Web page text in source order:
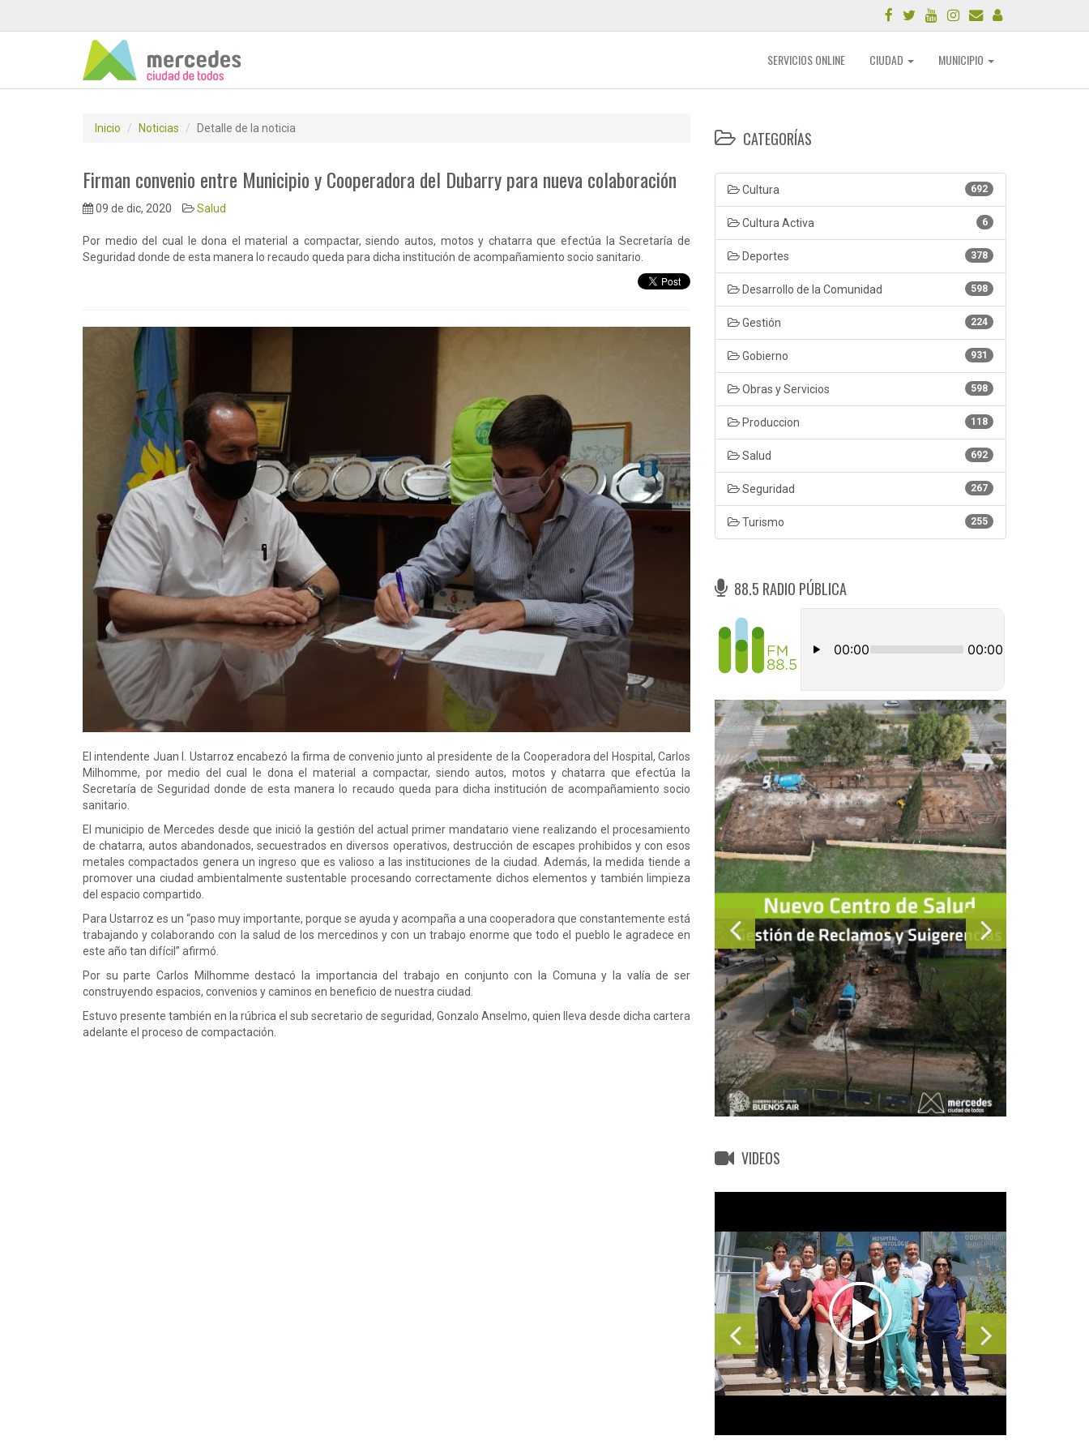
SERVICIOS ONLINE CIUDAD MUNICIPIO
Inicio Noticias Detalle de la noticia
Firman convenio entre Municipio y Cooperadora del Dubarry para nueva colaboración
09 de dic, 2020 Salud
Por medio del cual le dona el material a compactar, siendo autos, motos y chatarra que efectúa la Secretaría de
Seguridad donde de esta manera lo recaudo queda para dicha institución de acompañamiento socio sanitario.
El intendente Juan I. Ustarroz encabezó la firma de convenio junto al presidente de la Cooperadora del Hospital, Carlos
Milhomme, por medio del cual le dona el material a compactar, siendo autos, motos y chatarra que efectúa la
Secretaría de Seguridad donde de esta manera lo recaudo queda para dicha institución de acompañamiento socio
sanitario.
El municipio de Mercedes desde que inició la gestión del actual primer mandatario viene realizando el procesamiento
de chatarra, autos abandonados, secuestrados en diversos operativos, destrucción de escapes prohibidos y con esos
metales compactados genera un ingreso que es valioso a las instituciones de la ciudad. Además, la medida tiende a
promover una ciudad ambientalmente sustentable procesando correctamente dichos elementos y también limpieza
del espacio compartido.
Para Ustarroz es un “paso muy importante, porque se ayuda y acompaña a una cooperadora que constantemente está
trabajando y colaborando con la salud de los mercedinos y con un trabajo enorme que todo el pueblo le agradece en
este año tan difícil” afirmó.
Por su parte Carlos Milhomme destacó la importancia del trabajo en conjunto con la Comuna y la valía de ser
construyendo espacios, convenios y caminos en beneficio de nuestra ciudad.
Estuvo presente también en la rúbrica el sub secretario de seguridad, Gonzalo Anselmo, quien lleva desde dicha cartera
adelante el proceso de compactación.
CATEGORÍAS
692
Cultura
6
Cultura Activa
378
Deportes
598
Desarrollo de la Comunidad
224
Gestión
931
Gobierno
598
Obras y Servicios
118
Produccion
692
Salud
267
Seguridad
255
Turismo
88.5 RADIO PÚBLICA
VIDEOS